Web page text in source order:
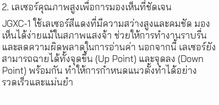
2. เลเซอร์คุณภาพสูงเพื่อการมองเห็นที่ชัดเจน
JGXC-1 ใช้เลเซอร์สีแดงที่มีความสว่างสูงและคมชัด มอง
เห็นได้ง่ายแม้ในสภาพแสงจ้า ช่วยให้การทำงานราบรื่น
และลดความผิดพลาดในการอ่านค่า นอกจากนี้ เลเซอร์ยัง
สามารถฉายได้ทั้งจุดขึ้น (Up Point) และจุดลง (Down
Point) พร้อมกัน ทำให้การกำหนดแนวตั้งทำได้อย่าง
รวดเร็วและแม่นยำ